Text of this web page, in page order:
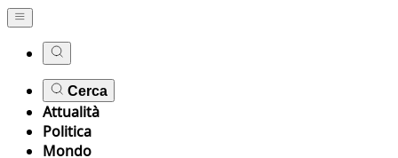
Cerca
Attualità
Politica
Mondo